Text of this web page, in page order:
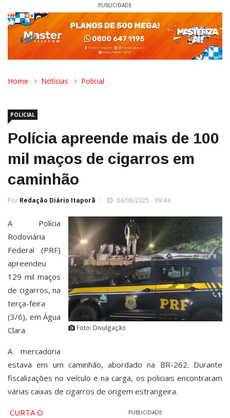
PUBLICIDADE
Home Notícias Policial
POLICIAL
Polícia apreende mais de 100
mil maços de cigarros em
caminhão
Por Redação Diário Itaporã 04/06/2025 - 09:44
Foto: Divulgação
A Polícia
Rodoviária
Federal (PRF)
apreendeu
129 mil maços
de cigarros, na
terça-feira
(3/6), em Água
Clara.
A mercadoria
estava em um caminhão, abordado na BR-262. Durante
fiscalizações no veículo e na carga, os policiais encontraram
várias caixas de cigarros de origem estrangeira.
PUBLICIDADE
CURTA O